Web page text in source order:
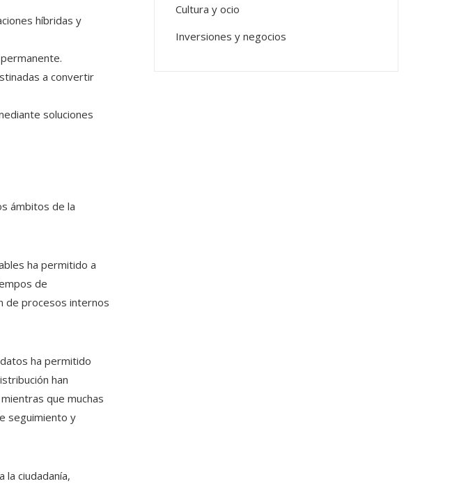
híbridas y
a convertir
soluciones
ámbitos de la
ha permitido a
de
de procesos internos
ha permitido
han
que muchas
seguimiento y
la ciudadanía,
Cultura y ocio
Inversiones y negocios